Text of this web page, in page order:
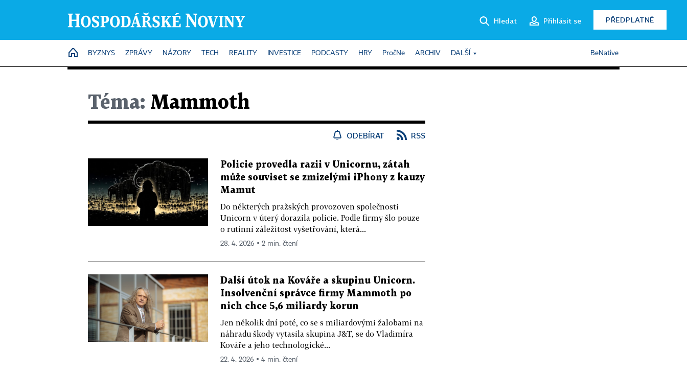
Hledat Přihlásit se PŘEDPLATNÉ
HOME
BYZNYS ZPRÁVY NÁZORY TECH REALITY INVESTICE PODCASTY HRY PročNe ARCHIV DALŠÍ BeNative
Téma: Mammoth
ODEBÍRAT RSS
Policie provedla razii v Unicornu, zátah
může souviset se zmizelými iPhony z kauzy
Mamut
Do některých pražských provozoven společnosti
Unicorn v úterý dorazila policie. Podle firmy šlo pouze
o rutinní záležitost vyšetřování, která...
28. 4. 2026 ▪ 2 min. čtení
Další útok na Kováře a skupinu Unicorn.
Insolvenční správce firmy Mammoth po
nich chce 5,6 miliardy korun
Jen několik dní poté, co se s miliardovými žalobami na
náhradu škody vytasila skupina J&T, se do Vladimíra
Kováře a jeho technologické...
22. 4. 2026 ▪ 4 min. čtení